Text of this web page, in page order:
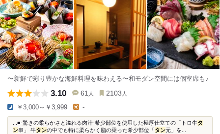
〜新鮮で彩り豊かな海鮮料理を味わえる〜和モダン空間には個室席も♪
3.10 61 人 2103 人
￥3,000～￥3,999 -
...■-驚きの柔らかさと溢れる肉汁-希少部位を使用した極厚仕立ての「トロ牛タ
ン串」 牛タンの中でも特に柔らかく脂の乗った希少部位「 タン元」を...